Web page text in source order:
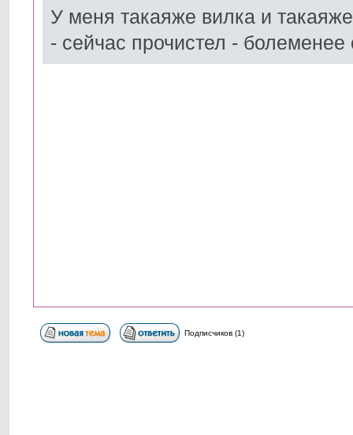
У меня такаяже вилка и
- сейчас прочистел - болеменее
Подписчиков (1)